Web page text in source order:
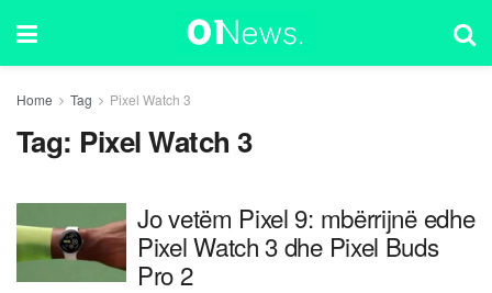
Home Tag Pixel Watch 3
Tag: Pixel Watch 3
Jo vetëm Pixel 9: mbërrijnë edhe
Pixel Watch 3 dhe Pixel Buds
Pro 2